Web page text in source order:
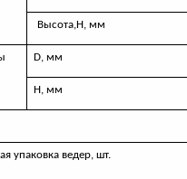
Высота,H, мм
D, мм
Н, мм
упаковка ведер, шт.